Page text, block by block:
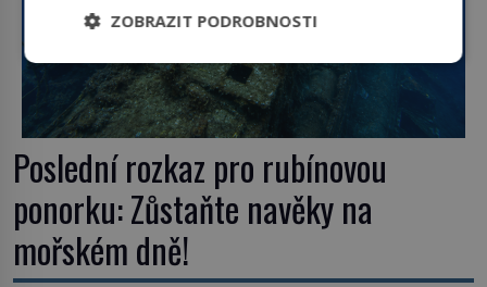
Poslední rozkaz pro rubínovou
ponorku: Zůstaňte navěky na
mořském dně!
ZOBRAZIT PODROBNOSTI